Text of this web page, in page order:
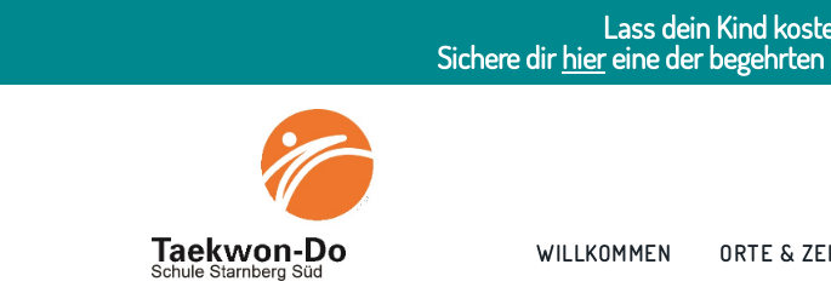
Lass dein Kind
Sichere dirhiereine der
WILLKOMMEN ORTE &